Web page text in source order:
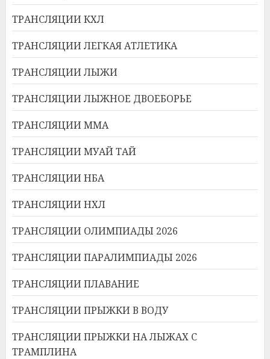
ТРАНСЛЯЦИИ КХЛ
ТРАНСЛЯЦИИ ЛЕГКАЯ АТЛЕТИКА
ТРАНСЛЯЦИИ ЛЫЖИ
ТРАНСЛЯЦИИ ЛЫЖНОЕ ДВОЕБОРЬЕ
ТРАНСЛЯЦИИ ММА
ТРАНСЛЯЦИИ МУАЙ ТАЙ
ТРАНСЛЯЦИИ НБА
ТРАНСЛЯЦИИ НХЛ
ТРАНСЛЯЦИИ ОЛИМПИАДЫ 2026
ТРАНСЛЯЦИИ ПАРАЛИМПИАДЫ 2026
ТРАНСЛЯЦИИ ПЛАВАНИЕ
ТРАНСЛЯЦИИ ПРЫЖКИ В ВОДУ
ТРАНСЛЯЦИИ ПРЫЖКИ НА ЛЫЖАХ С
ТРАМПЛИНА